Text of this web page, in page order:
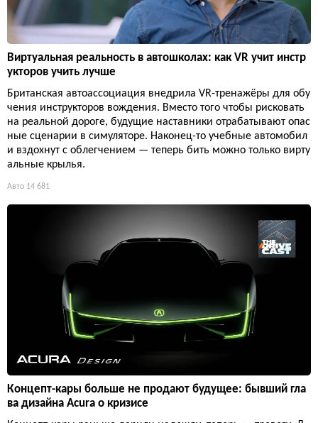
Виртуальная реальность в автошколах: как VR учит инстр
укторов учить лучше
Британская автоассоциация внедрила VR-тренажёры для обу
чения инструкторов вождения. Вместо того чтобы рисковать
на реальной дороге, будущие наставники отрабатывают опас
ные сценарии в симуляторе. Наконец-то учебные автомобил
и вздохнут с облегчением — теперь бить можно только вирту
альные крылья.
Авто 14 681
Концепт-кары больше не продают будущее: бывший гла
ва дизайна Acura о кризисе